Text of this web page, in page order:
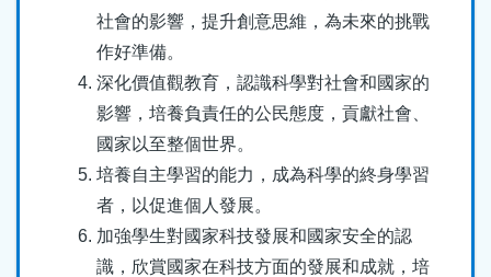
社會的影響，提升創意思維，為未來的挑戰
作好準備。
深化價值觀教育，認識科學對社會和國家的
影響，培養負責任的公民態度，貢獻社會、
國家以至整個世界。
培養自主學習的能力，成為科學的終身學習
者，以促進個人發展。
加強學生對國家科技發展和國家安全的認
識，欣賞國家在科技方面的發展和成就，培